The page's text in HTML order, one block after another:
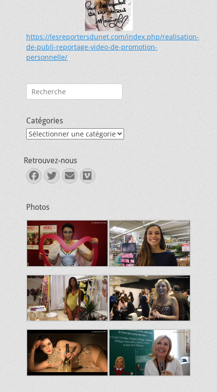
https://lesreportersdunet.com/index.php/realisation-
de-publi-reportage-video-de-promotion-
personnelle/
Rechercher :
Catégories
Catégories
Retrouvez-nous
Facebook
Twitter
E-
mail
Vimeo
Photos